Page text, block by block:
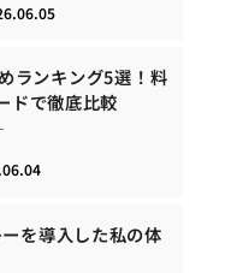
ランキング5選！料
ドで徹底比較
を導入した私の体